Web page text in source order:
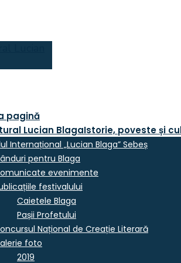
pagină
Lucian BlagaIstorie, poveste și
Internațional „Lucian Blaga” Sebeș
pentru Blaga
evenimente
festivalului
Caietele Blaga
Pașii Profetului
Național de Creație Literară
foto
2019